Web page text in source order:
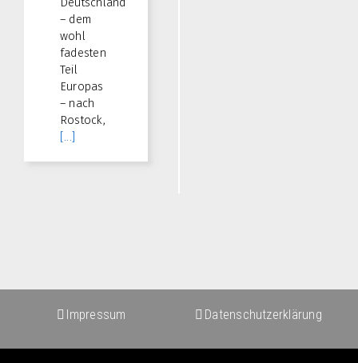
Deutschland
– dem
wohl
fadesten
Teil
Europas
– nach
Rostock,
[...]
Impressum Datenschutzerklärung